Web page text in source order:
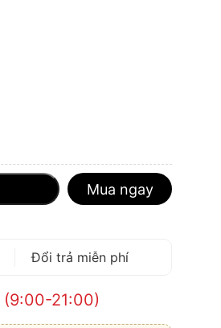
Mua ngay
Đổi trả miễn phí
(9:00-21:00)